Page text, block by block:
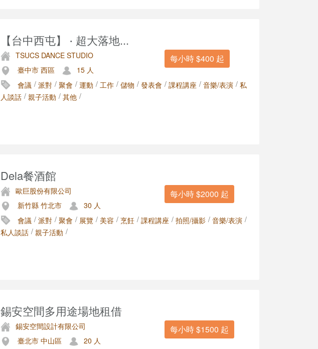
【台中西屯】 ‧ 超大落地...
每小時 $400 起
TSUCS DANCE STUDIO
臺中市 西區
15 人
會議 / 派對 / 聚會 / 運動 / 工作 / 儲物 / 發表會 / 課程講座 / 音樂/表演 / 私
人談話 / 親子活動 / 其他 /
Dela餐酒館
每小時 $2000 起
歐巨股份有限公司
新竹縣 竹北市
30 人
會議 / 派對 / 聚會 / 展覽 / 美容 / 烹飪 / 課程講座 / 拍照/攝影 / 音樂/表演 /
私人談話 / 親子活動 /
錫安空間多用途場地租借
每小時 $1500 起
錫安空間設計有限公司
臺北市 中山區
20 人